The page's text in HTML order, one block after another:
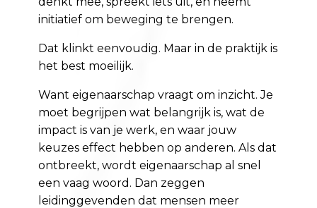
initiatief om beweging te brengen.
Dat klinkt eenvoudig. Maar in de praktijk is
het best moeilijk.
Want eigenaarschap vraagt om inzicht. Je
moet begrijpen wat belangrijk is, wat de
impact is van je werk, en waar jouw
keuzes effect hebben op anderen. Als dat
ontbreekt, wordt eigenaarschap al snel
een vaag woord. Dan zeggen
leidinggevenden dat mensen meer